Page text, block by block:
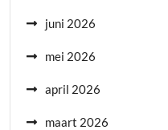
juni 2026
mei 2026
april 2026
maart 2026